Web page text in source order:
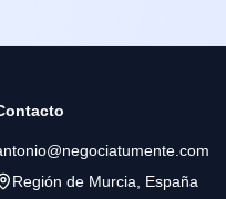
Región de Murcia, España